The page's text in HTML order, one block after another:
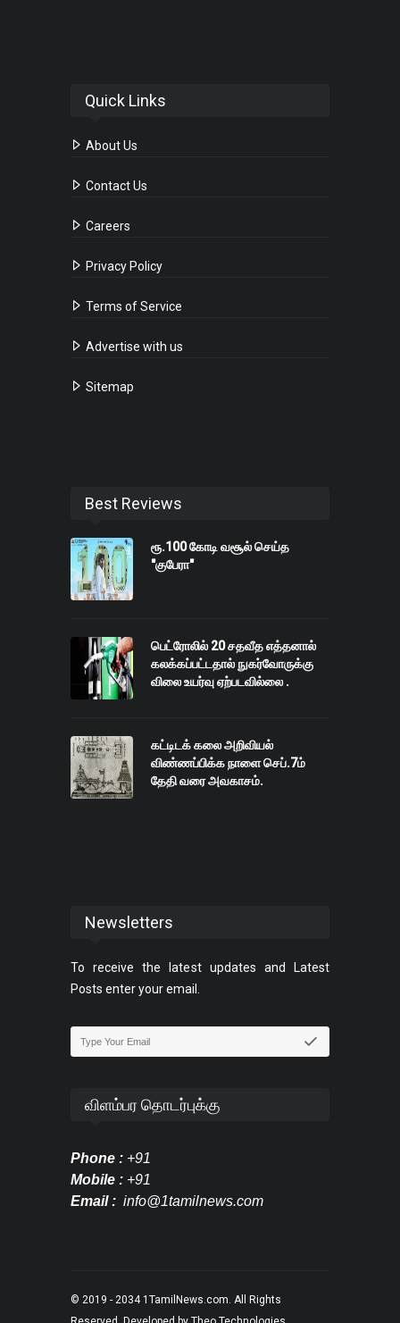
Quick Links
About Us
Contact Us
Careers
Privacy Policy
Terms of Service
Advertise with us
Sitemap
Best Reviews
ரூ.100 கோடி வசூல் செய்த
"குபேரா"
பெட்ரோலில் 20 சதவீத எத்தனால்
கலக்கப்பட்டதால் நுகர்வோருக்கு
விலை உயர்வு ஏற்படவில்லை .
கட்டிடக் கலை அறிவியல்
விண்ணப்பிக்க நாளை செப்.7ம்
தேதி வரை அவகாசம்.
Newsletters
To receive the latest updates and Latest
Posts enter your email.
விளம்பர தொடர்புக்கு
Phone : +91
Mobile : +91
Email : info@1tamilnews.com
© 2019 - 2034 1TamilNews.com. All Rights